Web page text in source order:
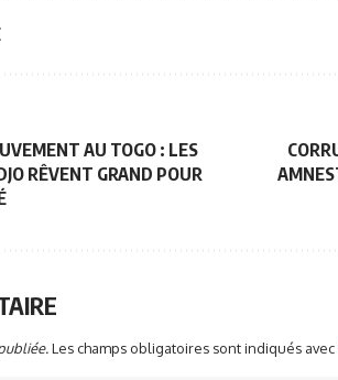
AU TOGO : LES
RÊVENT GRAND POUR
Les champs obligatoires sont indiqués avec